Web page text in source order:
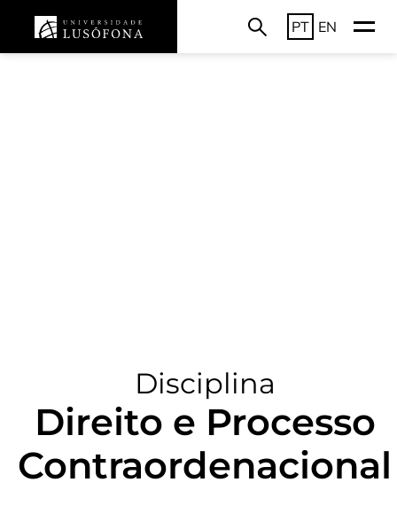
PT EN
Disciplina
Direito e Processo
Contraordenacional